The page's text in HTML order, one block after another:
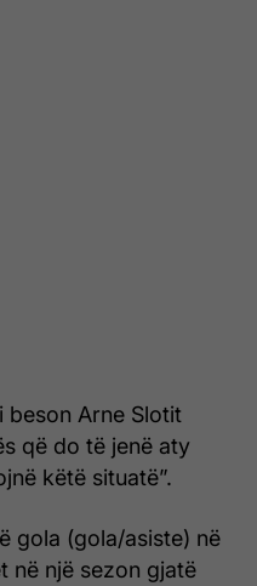
beson Arne Slotit
që do të jenë aty
këtë situatë”.
gola (gola/asiste) në
në një sezon gjatë